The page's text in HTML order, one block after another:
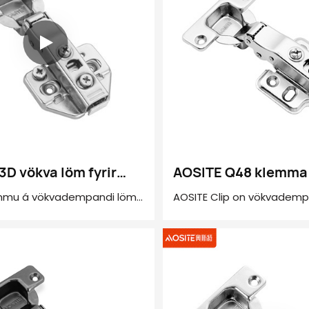
vökva löm fyrir
á vökvadempandi löm
stál
AOSITE Q48
vökvadempandi löm
AOSITE Clip on
hljóðlát þægindi og
fyrir heimilisskreytingar
húsgagna. Að velja AOSITE